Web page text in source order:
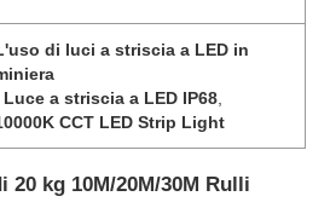
di luci a striscia a LED in
Luce a striscia a LED IP68
CCT LED Strip Light
20 kg 10M/20M/30M Rulli